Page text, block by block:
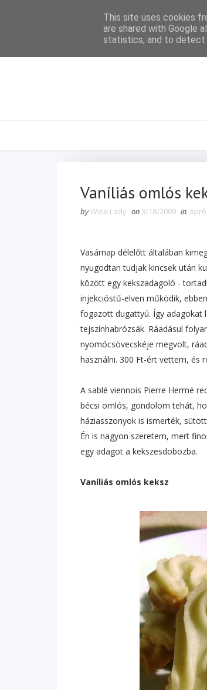
Vaníliás omlós
byWise Lady on 3/18/2009 in
Vasárnap délelőtt általában
nyugodtan tudjak kincsek után
között egy kekszadagoló -
injekcióstű-elven működik,
fogazott dugattyú. Így adagokat
tejszínhabrózsák. Ráadásul
nyomócsövecskéje megvolt,
használni. 300 Ft-ért vettem, és
A sablé viennois Pierre Hermé
bécsi omlós, gondolom tehát,
háziasszonyok is ismerték,
Én is nagyon szeretem, mert
egy adagot a kekszesdobozba.
Vaníliás omlós keksz
This site uses cookies
are shared with Google
statistics, and to detect